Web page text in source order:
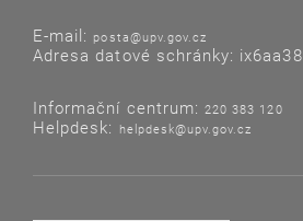
E-mail: posta@upv.gov.cz
Adresa datové schránky: ix6aa38
Informační centrum: 220 383 120
Helpdesk: helpdesk@upv.gov.cz